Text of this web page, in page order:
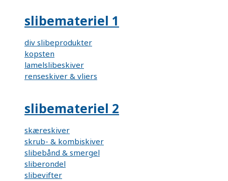
slibemateriel 1
div slibeprodukter
kopsten
lamelslibeskiver
renseskiver & vliers
slibemateriel 2
skæreskiver
skrub- & kombiskiver
slibebånd & smergel
sliberondel
slibevifter